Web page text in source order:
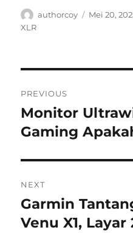
Author
authorcoy
Posted
Mei 20,
XLR
pos
PREVIOUS
Previous
post:
Monitor
Gaming
NEXT
Next
post:
Garmin
Venu X1,